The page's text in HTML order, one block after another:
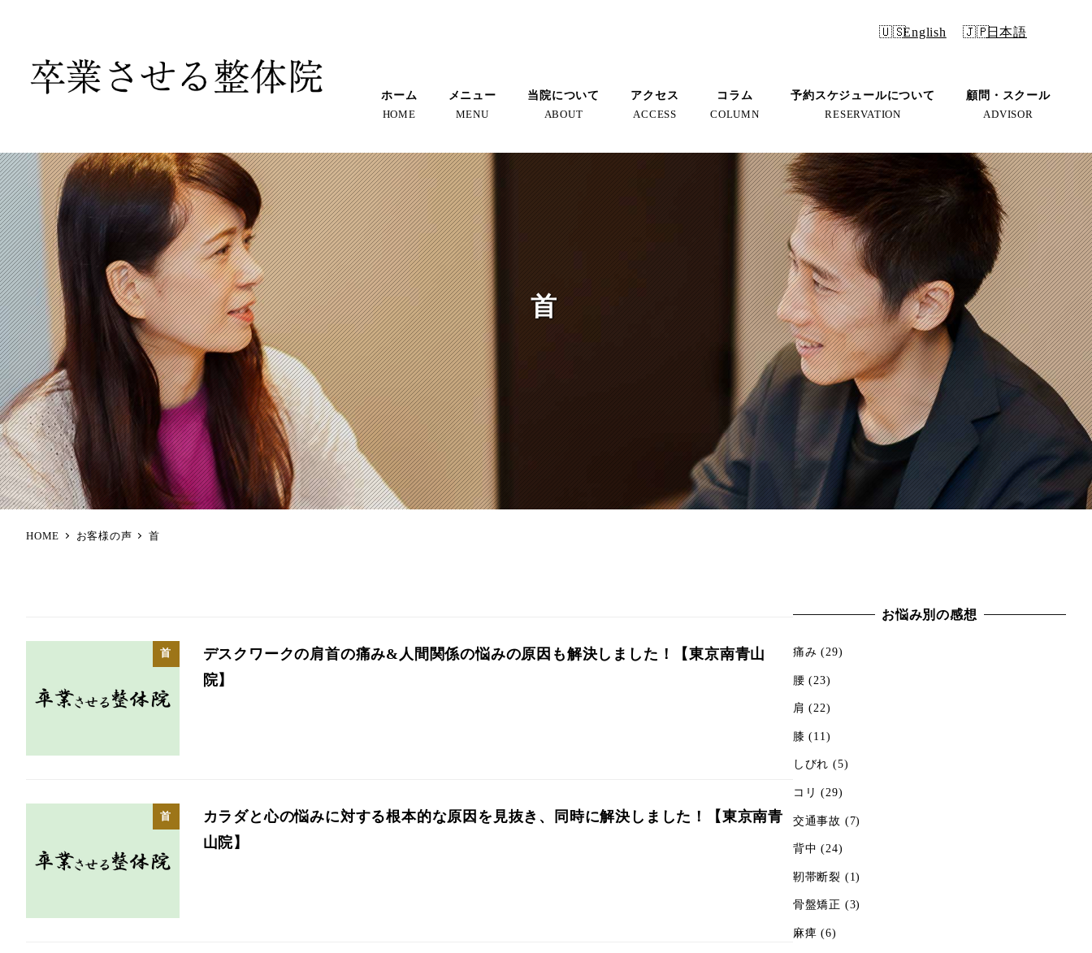
English 日本語
ホーム
HOME
メニュー
MENU
当院について
ABOUT
アクセス
ACCESS
コラム
COLUMN
予約スケジュールについて
RESERVATION
顧問・スクール
ADVISOR
首
HOME お客様の声 首
首
デスクワークの肩首の痛み&人間関係の悩みの原因も解決しました！【東京南青山
院】
首
カラダと心の悩みに対する根本的な原因を見抜き、同時に解決しました！【東京南青
山院】
お悩み別の感想
痛み (29)
腰 (23)
肩 (22)
膝 (11)
しびれ (5)
コリ (29)
交通事故 (7)
背中 (24)
靭帯断裂 (1)
骨盤矯正 (3)
麻痺 (6)